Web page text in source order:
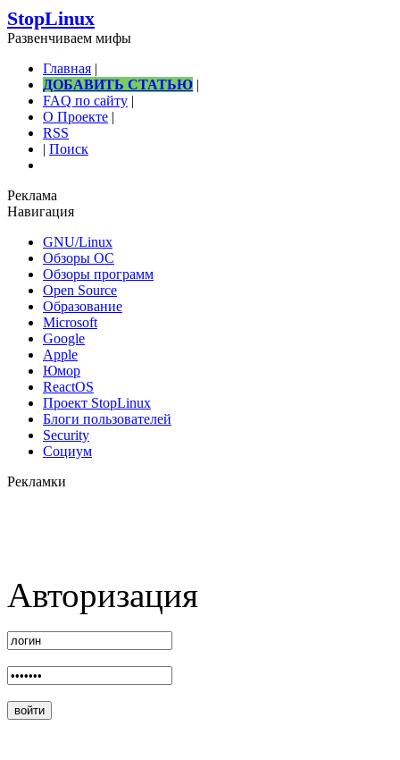
StopLinux
Развенчиваем мифы
Главная |
ДОБАВИТЬ СТАТЬЮ |
FAQ по сайту |
О Проекте |
RSS
| Поиск
Реклама
Навигация
GNU/Linux
Обзоры ОС
Обзоры программ
Open Source
Образование
Microsoft
Google
Apple
Юмор
ReactOS
Проект StopLinux
Блоги пользователей
Security
Социум
Рекламки
Авторизация